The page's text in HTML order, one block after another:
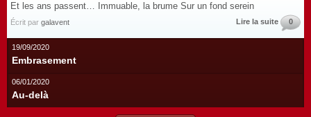
Et les ans passent… Immuable, la brume Sur un fond serein
Écrit par galavent Lire la suite 0
19/09/2020
Embrasement
06/01/2020
Au-delà